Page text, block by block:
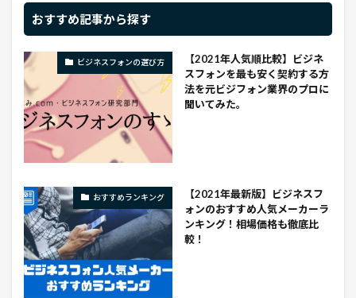
おすすめ記事から探す
ビジネスフォンの選び方
【2021年人気順比較】ビジネ
スフォンを最も安く契約する方
法を元ビジフォン業界のプロに
聞いてみた。
おすすめランキング
【2021年最新版】ビジネスフ
ォンのおすすめ人気メーカーラ
ンキング！相場価格も徹底比
較！